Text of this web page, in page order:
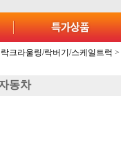
락크라울링/락버기/스케일트럭 >
동차